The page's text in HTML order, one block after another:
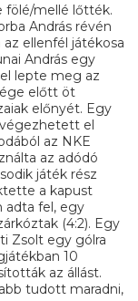
fölé/mellé lőtték.
András révén
ellenfél játékosa
András egy
lepte meg az
előtt öt
előnyét. Egy
el
az NKE
az adódó
játék rész
a kapust
adta fel, egy
(4:2). Egy
Zsolt egy gólra
10
az állást.
tudott maradni,